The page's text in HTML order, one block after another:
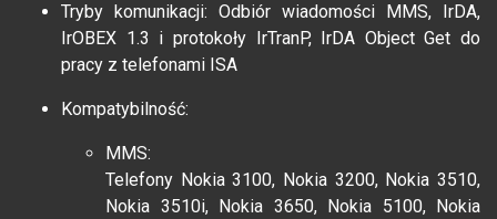
Tryby komunikacji: Odbiór wiadomości MMS, IrDA,
IrOBEX 1.3 i protokoły IrTranP, IrDA Object Get do
pracy z telefonami ISA
Kompatybilność:
MMS:
Telefony Nokia 3100, Nokia 3200, Nokia 3510,
Nokia 3510i, Nokia 3650, Nokia 5100, Nokia